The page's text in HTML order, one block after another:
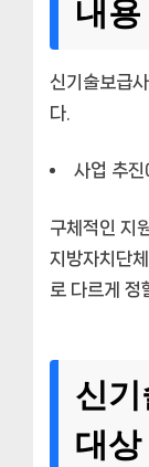
내용
신기술보급
다.
사업 추
구체적인 지
지방자치단
로 다르게 정
신
대상